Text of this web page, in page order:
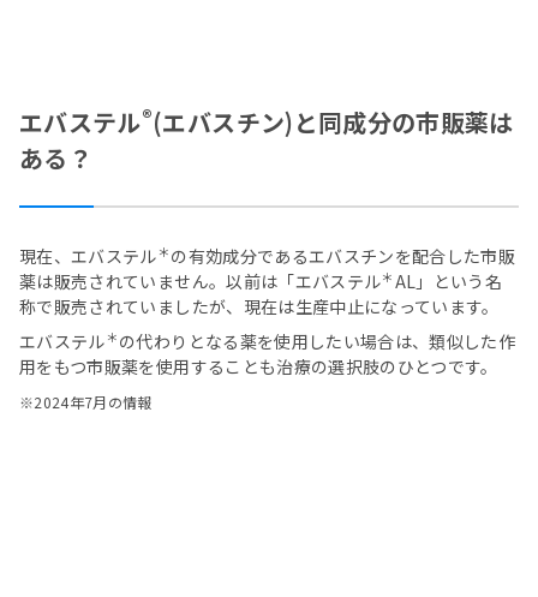
エバステル®(エバスチン)と同成分の市販薬は
ある？
現在、エバステル ＊ の有効成分であるエバスチンを配合した市販
薬は販売されていません。以前は「エバステル＊ AL」という名
称で販売されていましたが、現在は生産中止になっています。
エバステル ＊ の代わりとなる薬を使用したい場合は、類似した作
用をもつ市販薬を使用することも治療の選択肢のひとつです。
※2024年7月の情報